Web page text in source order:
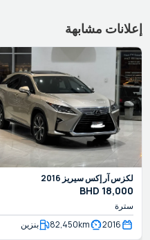
إعلانات مشابهة
لكزسآر إكس سيريز 2016
BHD 18,000
سترة
2016
82,450km بنزين